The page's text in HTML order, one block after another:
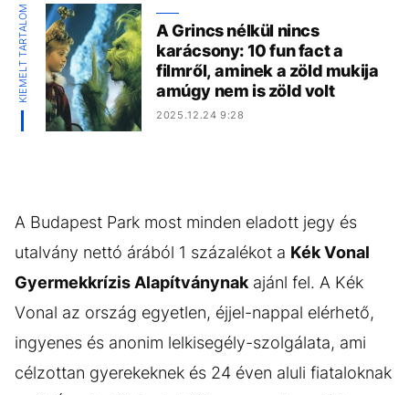
KIEMELT TARTALOM
A Grincs nélkül nincs
karácsony: 10 fun fact a
filmről, aminek a zöld mukija
amúgy nem is zöld volt
2025.12.24 9:28
A Budapest Park most minden eladott jegy és
utalvány nettó árából 1 százalékot a Kék Vonal
Gyermekkrízis Alapítványnak ajánl fel. A Kék
Vonal az ország egyetlen, éjjel-nappal elérhető,
ingyenes és anonim lelkisegély-szolgálata, ami
célzottan gyerekeknek és 24 éven aluli fiataloknak